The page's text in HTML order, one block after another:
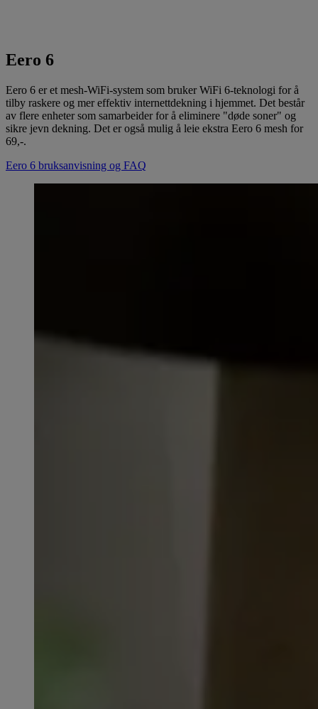
Eero 6
Eero 6 er et mesh-WiFi-system som bruker WiFi 6-teknologi for å
tilby raskere og mer effektiv internettdekning i hjemmet. Det består
av flere enheter som samarbeider for å eliminere "døde soner" og
sikre jevn dekning. Det er også mulig å leie ekstra Eero 6 mesh for
69,-.
Eero 6 bruksanvisning og FAQ